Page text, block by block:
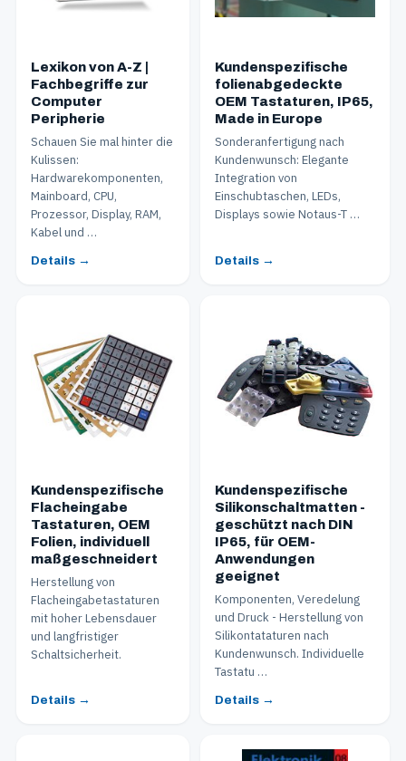
Lexikon von A-Z |
Fachbegriffe zur
Computer
Peripherie
Schauen Sie mal hinter die
Kulissen:
Hardwarekomponenten,
Mainboard, CPU,
Prozessor, Display, RAM,
Kabel und …
Details →
Kundenspezifische
folienabgedeckte
OEM Tastaturen, IP65,
Made in Europe
Sonderanfertigung nach
Kundenwunsch: Elegante
Integration von
Einschubtaschen, LEDs,
Displays sowie Notaus-T …
Details →
Kundenspezifische
Flacheingabe
Tastaturen, OEM
Folien, individuell
maßgeschneidert
Herstellung von
Flacheingabetastaturen
mit hoher Lebensdauer
und langfristiger
Schaltsicherheit.
Details →
Kundenspezifische
Silikonschaltmatten -
geschützt nach DIN
IP65, für OEM-
Anwendungen
geeignet
Komponenten, Veredelung
und Druck - Herstellung von
Silikontataturen nach
Kundenwunsch. Individuelle
Tastatu …
Details →